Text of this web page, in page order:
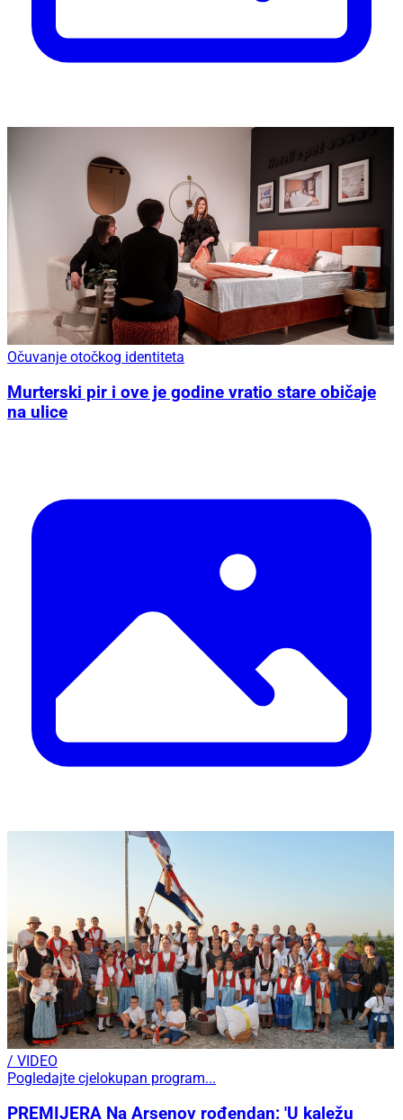
Očuvanje otočkog identiteta
Murterski pir i ove je godine vratio stare običaje
na ulice
/ VIDEO
Pogledajte cjelokupan program...
PREMIJERA Na Arsenov rođendan: 'U kaležu